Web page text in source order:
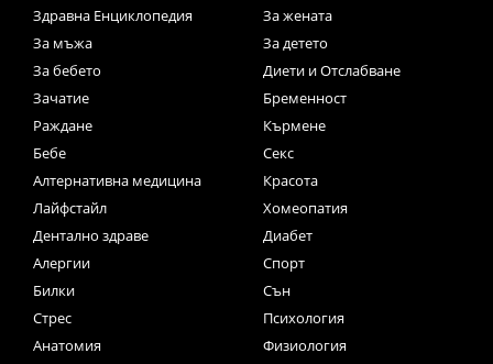
Здравна Енциклопедия
За жената
За мъжа
За детето
За бебето
Диети и Отслабване
Зачатие
Бременност
Раждане
Кърмене
Бебе
Секс
Алтернативна медицина
Красота
Лайфстайл
Хомеопатия
Дентално здраве
Диабет
Алергии
Спорт
Билки
Сън
Стрес
Психология
Анатомия
Физиология